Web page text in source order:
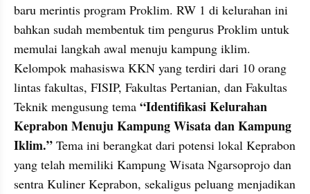
baru merintis program Proklim. RW 1 di kelurahan ini
bahkan sudah membentuk tim pengurus Proklim untuk
memulai langkah awal menuju kampung iklim.
Kelompok mahasiswa KKN yang terdiri dari 10 orang
lintas fakultas, FISIP, Fakultas Pertanian, dan Fakultas
Teknik mengusung tema “Identifikasi Kelurahan
Keprabon Menuju Kampung Wisata dan Kampung
Iklim.” Tema ini berangkat dari potensi lokal Keprabon
yang telah memiliki Kampung Wisata Ngarsoprojo dan
sentra Kuliner Keprabon, sekaligus peluang menjadikan